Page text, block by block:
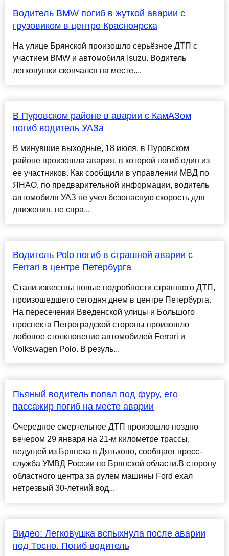
Водитель BMW погиб в жуткой аварии с
грузовиком в центре Красноярска
На улице Брянской произошло серьёзное ДТП с
участием BMW и автомобиля Isuzu. Водитель
легковушки скончался на месте....
В Пуровском районе в аварии с КамАЗом
погиб водитель УАЗа
В минувшие выходные, 18 июля, в Пуровском
районе произошла авария, в которой погиб один из
ее участников. Как сообщили в управлении МВД по
ЯНАО, по предварительной информации, водитель
автомобиля УАЗ не учел безопасную скорость для
движения, не спра...
Водитель Роlо погиб в страшной аварии с
Ferrari в центре Петербурга
Стали известны новые подробности страшного ДТП,
произошедшего сегодня днем в центре Петербурга.
На пересечении Введенской улицы и Большого
проспекта Петроградской стороны произошло
лобовое столкновение автомобилей Ferrari и
Volkswagen Polo. В резуль...
Пьяный водитель попал под фуру, его
пассажир погиб на месте аварии
Очередное смертельное ДТП произошло поздно
вечером 29 января на 21-м километре трассы,
ведущей из Брянска в Дятьково, сообщает пресс-
служба УМВД России по Брянской области.В сторону
областного центра за рулем машины Ford ехал
нетрезвый 30-летний вод...
Видео: Легковушка вспыхнула после аварии
под Тосно. Погиб водитель